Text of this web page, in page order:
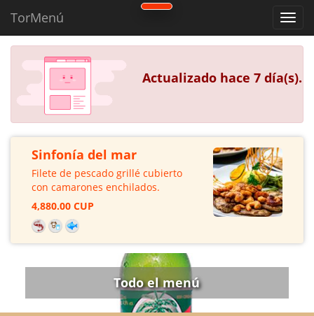
TorMenú
Actualizado hace 7 día(s).
Sinfonía del mar
Filete de pescado grillé cubierto
con camarones enchilados.
4,880.00 CUP
Todo el menú